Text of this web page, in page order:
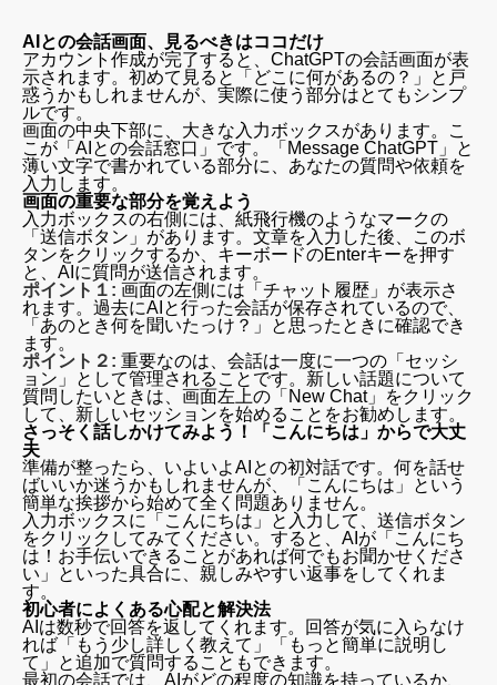
AIとの会話画面、見るべきはココだけ
アカウント作成が完了すると、ChatGPTの会話画面が表
示されます。初めて見ると「どこに何があるの？」と戸
惑うかもしれませんが、実際に使う部分はとてもシンプ
ルです。
画面の中央下部に、大きな入力ボックスがあります。こ
こが「AIとの会話窓口」です。「Message ChatGPT」と
薄い文字で書かれている部分に、あなたの質問や依頼を
入力します。
画面の重要な部分を覚えよう
入力ボックスの右側には、紙飛行機のようなマークの
「送信ボタン」があります。文章を入力した後、このボ
タンをクリックするか、キーボードのEnterキーを押す
と、AIに質問が送信されます。
ポイント１: 画面の左側には「チャット履歴」が表示さ
れます。過去にAIと行った会話が保存されているので、
「あのとき何を聞いたっけ？」と思ったときに確認でき
ます。
ポイント２: 重要なのは、会話は一度に一つの「セッシ
ョン」として管理されることです。新しい話題について
質問したいときは、画面左上の「New Chat」をクリック
して、新しいセッションを始めることをお勧めします。
さっそく話しかけてみよう！「こんにちは」からで大丈
夫
準備が整ったら、いよいよAIとの初対話です。何を話せ
ばいいか迷うかもしれませんが、「こんにちは」という
簡単な挨拶から始めて全く問題ありません。
入力ボックスに「こんにちは」と入力して、送信ボタン
をクリックしてみてください。すると、AIが「こんにち
は！お手伝いできることがあれば何でもお聞かせくださ
い」といった具合に、親しみやすい返事をしてくれま
す。
初心者によくある心配と解決法
AIは数秒で回答を返してくれます。回答が気に入らなけ
れば「もう少し詳しく教えて」「もっと簡単に説明し
て」と追加で質問することもできます。
最初の会話では、AIがどの程度の知識を持っているか、